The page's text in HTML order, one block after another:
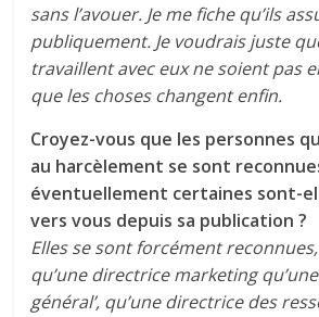
sans l’avouer. Je me fiche qu’ils
publiquement. Je voudrais juste
travaillent avec eux ne soient pas
que les choses changent enfin.
Croyez-vous que les personnes
au harcèlement se sont
éventuellement certaines sont-
vers vous depuis sa publication ?
Elles se sont forcément reconnues,
qu’une directrice marketing
général’, qu’une directrice des